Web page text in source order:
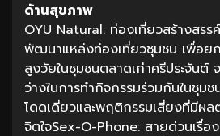
ด้านสุขภาพ
OYU Natural: ท่องเที่ยวสร้างสร
พัฒนาแหล่งท่องเที่ยวชุมชน เพื่อ
สูงวัยในชุมชนตลาดเก่าศรีประจันต์
ว่างในการทำกิจกรรมร่วมกันในชุม
โดดเดี่ยวและพฤติกรรมเสี่ยงที่มีผ
จิตใจSex-O-Phone: สายด่วนเรื่อ